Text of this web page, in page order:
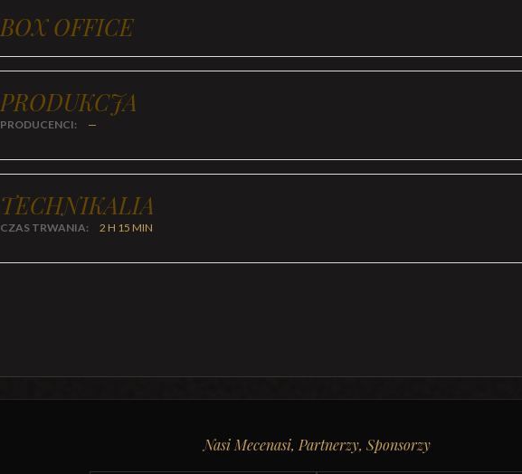
BOX OFFICE
PRODUKCJA
PRODUCENCI: —
TECHNIKALIA
CZAS TRWANIA: 2 H 15 MIN
Nasi Mecenasi, Partnerzy, Sponsorzy